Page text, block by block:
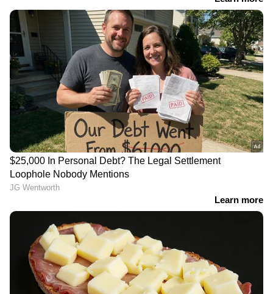
പ്രതിഷേധിച്ചിരുന്നു. 1991ൽ കാനഡയിലാണ്
താലിഡോമൈഡ് ഇരകൾക്ക് ആദ്യമായി
നഷ്ടപരിഹാരം പ്രഖ്യാപിച്ചത്. 2010 ലണ്ടന്‍
ഇരകളോട് ക്ഷമാപണം നടത്തിയിരുന്നു.
ഏഷ്യാനെറ്റ് ന്യൂസ് ലൈവ് യൂട്യൂബിൽ